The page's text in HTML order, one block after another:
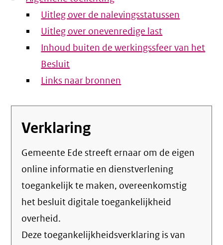
Uitleg over de nalevingsstatussen
Uitleg over onevenredige last
Inhoud buiten de werkingssfeer van het
Besluit
Links naar bronnen
Verklaring
Gemeente Ede streeft ernaar om de eigen
online informatie en dienstverlening
toegankelijk te maken, overeenkomstig
het besluit digitale toegankelijkheid
overheid.
Deze toegankelijkheidsverklaring is van